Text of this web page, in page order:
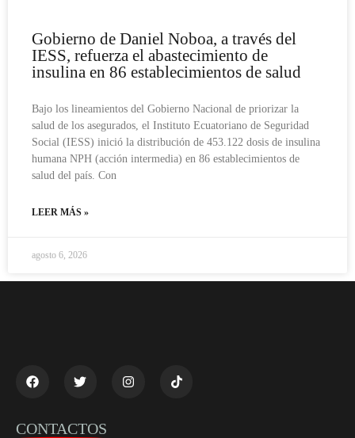
Gobierno de Daniel Noboa, a través del
IESS, refuerza el abastecimiento de
insulina en 86 establecimientos de salud
Bajo los lineamientos del Gobierno Nacional de priorizar la
salud de los asegurados, el Instituto Ecuatoriano de Seguridad
Social (IESS) inició la distribución de 453.122 dosis de insulina
humana NPH (acción intermedia) en 86 establecimientos de
salud del país. Con
LEER MÁS »
agosto 6, 2026
CONTACTOS